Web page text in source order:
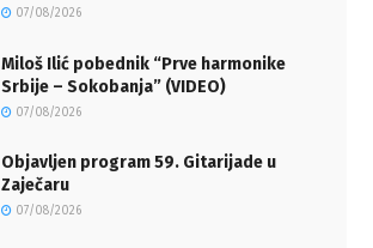
07/08/2026
Miloš Ilić pobednik “Prve harmonike
Srbije – Sokobanja” (VIDEO)
07/08/2026
Objavljen program 59. Gitarijade u
Zaječaru
07/08/2026